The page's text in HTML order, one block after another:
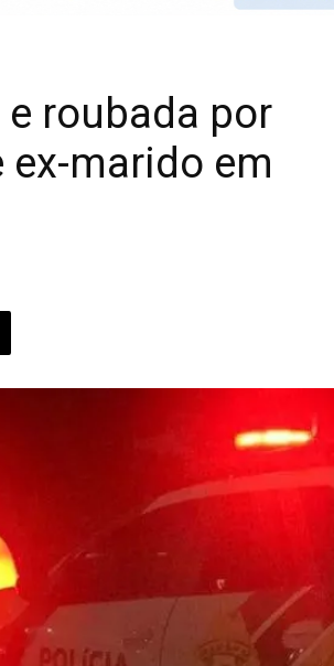
roubada por
marido em